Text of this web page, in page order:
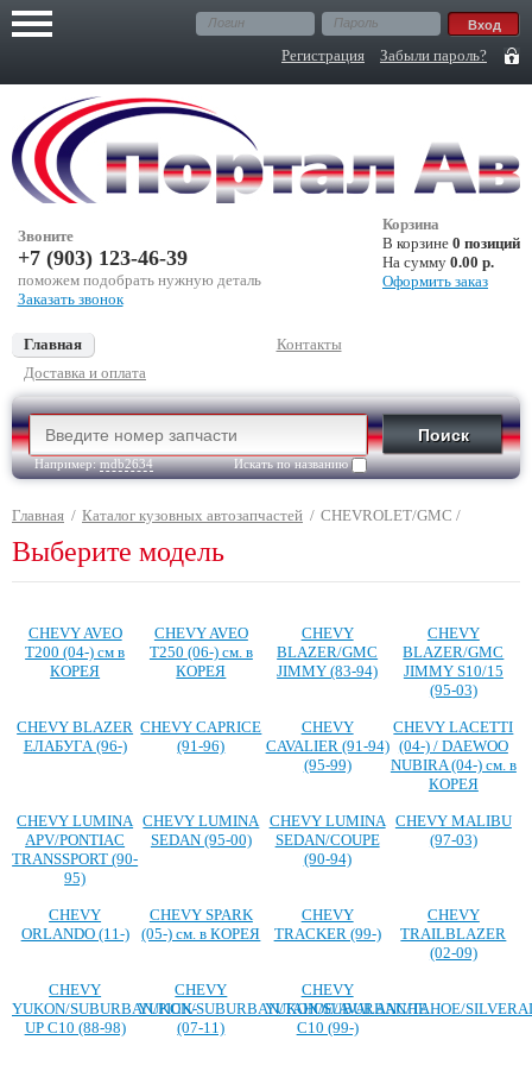
Регистрация Забыли пароль?
Корзина
В корзине 0 позиций
На сумму 0.00 р.
Оформить заказ
Звоните
+7 (903) 123-46-39
поможем подобрать нужную деталь
Заказать звонок
Главная
Контакты
Доставка и оплата
Например:mdb2634 Искать по названию
Главная / Каталог кузовных автозапчастей / CHEVROLET/GMC /
Выберите модель
CHEVY AVEO
T200 (04-) см в
КОРЕЯ
CHEVY AVEO
T250 (06-) см. в
КОРЕЯ
CHEVY
BLAZER/GMC
JIMMY (83-94)
CHEVY
BLAZER/GMC
JIMMY S10/15
(95-03)
CHEVY BLAZER
ЕЛАБУГА (96-)
CHEVY CAPRICE
(91-96)
CHEVY
CAVALIER (91-94)
(95-99)
CHEVY LACETTI
(04-) / DAEWOO
NUBIRA (04-) см. в
КОРЕЯ
CHEVY LUMINA
APV/PONTIAC
TRANSSPORT (90-
95)
CHEVY LUMINA
SEDAN (95-00)
CHEVY LUMINA
SEDAN/COUPE
(90-94)
CHEVY MALIBU
(97-03)
CHEVY
ORLANDO (11-)
CHEVY SPARK
(05-) см. в КОРЕЯ
CHEVY
TRACKER (99-)
CHEVY
TRAILBLAZER
(02-09)
CHEVY
YUKON/SUBURBAN/PICK-
UP C10 (88-98)
CHEVY
YUKON/SUBURBAN/TAHOE/AVALANCHE
(07-11)
CHEVY
YUKON/SUBURBAN/TAHOE/
C10 (99-)